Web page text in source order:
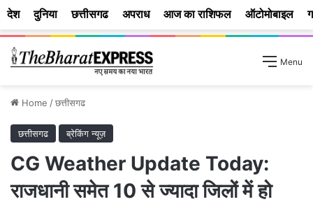
Menu
Home /छत्तीसगढ
छत्तीसगढ ब्रेकिंग न्यूज़
CG Weather Update Today:
राजधानी समेत 10 से ज्यादा जिलों में हो
देश दुनिया छत्तीसगढ अपराध आज का राशिफल ऑटोमोबाइल